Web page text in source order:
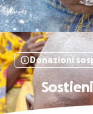
Donazioni